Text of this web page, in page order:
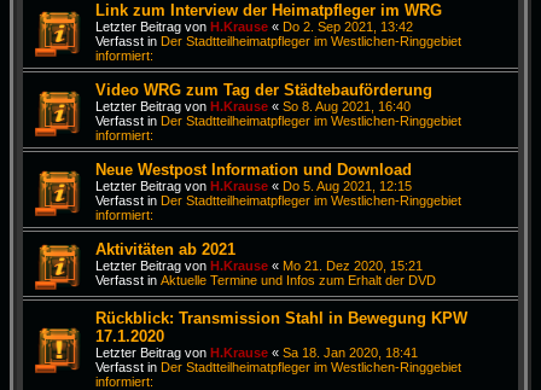
Link zum Interview der Heimatpfleger im WRG
Letzter Beitrag von H.Krause « Do 2. Sep 2021, 13:42
Verfasst in Der Stadtteilheimatpfleger im Westlichen-Ringgebiet
informiert:
Video WRG zum Tag der Städtebauförderung
Letzter Beitrag von H.Krause « So 8. Aug 2021, 16:40
Verfasst in Der Stadtteilheimatpfleger im Westlichen-Ringgebiet
informiert:
Neue Westpost Information und Download
Letzter Beitrag von H.Krause « Do 5. Aug 2021, 12:15
Verfasst in Der Stadtteilheimatpfleger im Westlichen-Ringgebiet
informiert:
Aktivitäten ab 2021
Letzter Beitrag von H.Krause « Mo 21. Dez 2020, 15:21
Verfasst in Aktuelle Termine und Infos zum Erhalt der DVD
Rückblick: Transmission Stahl in Bewegung KPW
17.1.2020
Letzter Beitrag von H.Krause « Sa 18. Jan 2020, 18:41
Verfasst in Der Stadtteilheimatpfleger im Westlichen-Ringgebiet
informiert: